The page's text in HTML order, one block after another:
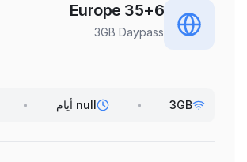
Europe 35+6
3GB Daypass
3GB
• null أيام •